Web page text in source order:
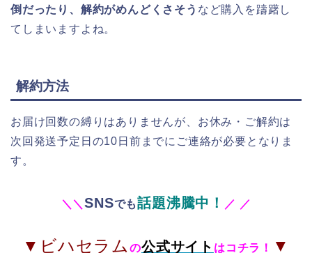
倒だったり、解約がめんどくさそう など購入を躊躇し
てしまいますよね。
解約方法
お届け回数の縛りはありませんが、お休み・ご解約は
次回発送予定日の10日前までにご連絡が必要となりま
す。
＼ ＼SNSでも話題沸騰中！ ／ ／
▼ビハセラムの公式サイト はコチラ！ ▼